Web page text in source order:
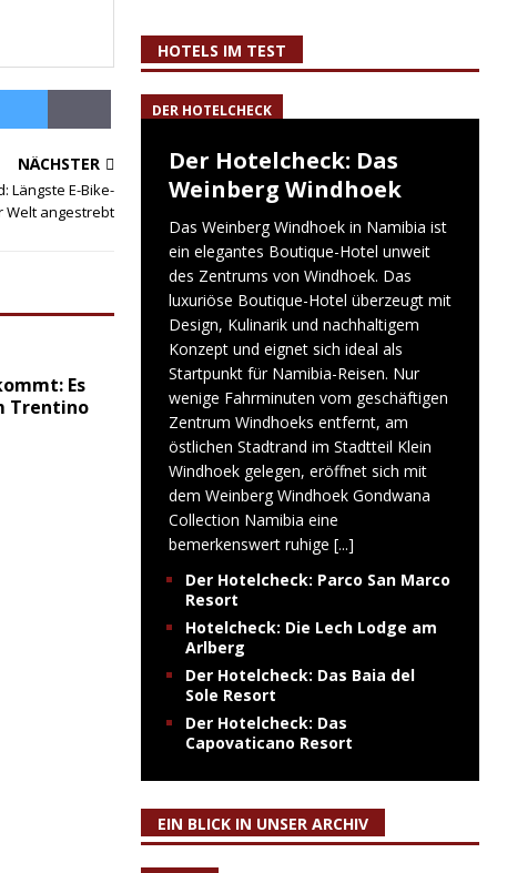
NÄCHSTER
Längste E-Bike-
Welt angestrebt
Es
Trentino
HOTELS IM TEST
DER HOTELCHECK
Der Hotelcheck: Das
Weinberg Windhoek
Das Weinberg Windhoek in Namibia ist
ein elegantes Boutique-Hotel unweit
des Zentrums von Windhoek. Das
luxuriöse Boutique-Hotel überzeugt mit
Design, Kulinarik und nachhaltigem
Konzept und eignet sich ideal als
Startpunkt für Namibia-Reisen. Nur
wenige Fahrminuten vom geschäftigen
Zentrum Windhoeks entfernt, am
östlichen Stadtrand im Stadtteil Klein
Windhoek gelegen, eröffnet sich mit
dem Weinberg Windhoek Gondwana
Collection Namibia eine
bemerkenswert ruhige [...]
Der Hotelcheck: Parco San Marco
Resort
Hotelcheck: Die Lech Lodge am
Arlberg
Der Hotelcheck: Das Baia del
Sole Resort
Der Hotelcheck: Das
Capovaticano Resort
EIN BLICK IN UNSER ARCHIV